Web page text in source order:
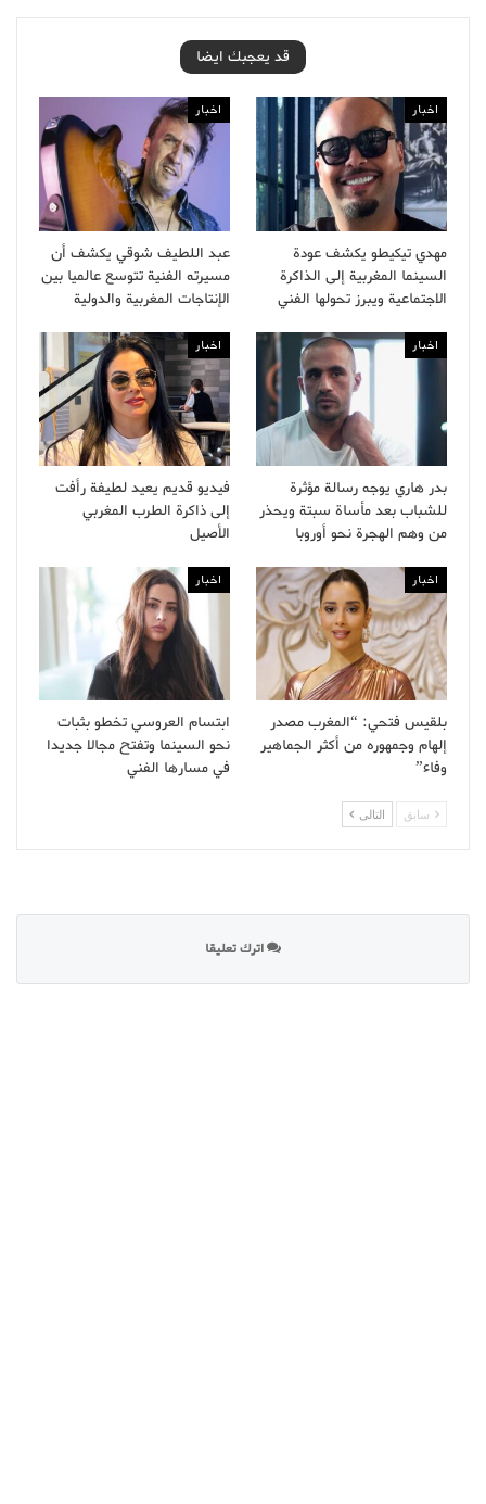
قد يعجبك ايضا
اخبار
مهدي تيكيطو يكشف عودة
السينما المغربية إلى الذاكرة
الاجتماعية ويبرز تحولها الفني
اخبار
عبد اللطيف شوقي يكشف أن
مسيرته الفنية تتوسع عالميا بين
الإنتاجات المغربية والدولية
اخبار
بدر هاري يوجه رسالة مؤثرة
للشباب بعد مأساة سبتة ويحذر
من وهم الهجرة نحو أوروبا
اخبار
فيديو قديم يعيد لطيفة رأفت
إلى ذاكرة الطرب المغربي
الأصيل
اخبار
بلقيس فتحي: “المغرب مصدر
إلهام وجمهوره من أكثر الجماهير
وفاء”
اخبار
ابتسام العروسي تخطو بثبات
نحو السينما وتفتح مجالا جديدا
في مسارها الفني
سابق التالى
اترك تعليقا